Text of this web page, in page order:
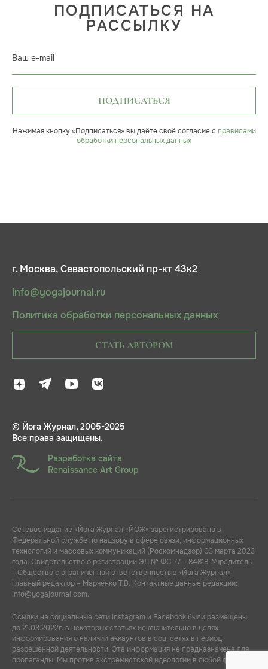
ПОДПИСАТЬСЯ НА
РАССЫЛКУ
Ваш e-mail
ПОДПИСАТЬСЯ
Нажимая кнопку «Подписаться» вы даёте своё согласие с правилами
обработки персональных данных
г. Москва, Севастопольский пр-кт 43к2
info@yogajournal.ru
Политика обработки персональных данных
СТАТЬ АВТОРОМ
© Йога Журнал, 2005-2025
Все права защищены.
Разработка сайта
Renaissance Art Group
Сетевое издание «Йога Журнал «ЙОЖ» зарегистрировано в
Федеральной службе по надзору в сфере связи, информационных
технологий и массовых коммуникаций (Роскомнадзор) 03 марта 2023
года. Свидетельство о регистрации ЭЛ № ФС 77 – 84818. Учредитель
- Общество с ограниченной ответственностью «Йога Журнал»,
главный редактор – Марченко Т.В. Контактные данные редакции:
info@yogajournal.com.
Ссылки на социальные сети Instagram и Facebook были размещены
до 21.03.2022г. в некоторых статьях исключительно в целях
информирования о наличии аккаунтов в соц. сетях в период
разрешенной деятельности. Эта информация не предназначена для
пропаганды. Мы против экстремистской идеологии в любой форме.